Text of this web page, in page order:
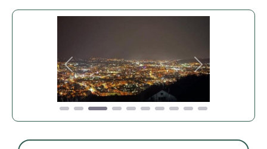
Previous Next